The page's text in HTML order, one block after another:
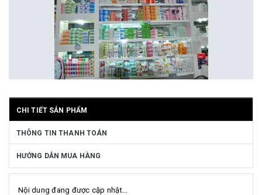
CHI TIẾT SẢN PHẨM
THÔNG TIN THANH TOÁN
HƯỚNG DẪN MUA HÀNG
Nội dung đang được cập nhật...